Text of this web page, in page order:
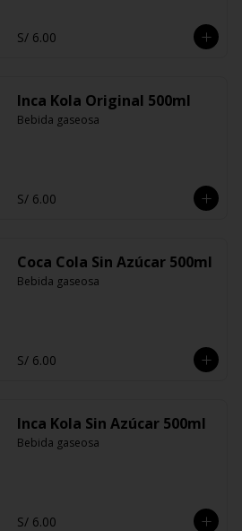
S/ 6.00
Inca Kola Original 500ml
Bebida gaseosa
S/ 6.00
Coca Cola Sin Azúcar 500ml
Bebida gaseosa
S/ 6.00
Inca Kola Sin Azúcar 500ml
Bebida gaseosa
S/ 6.00